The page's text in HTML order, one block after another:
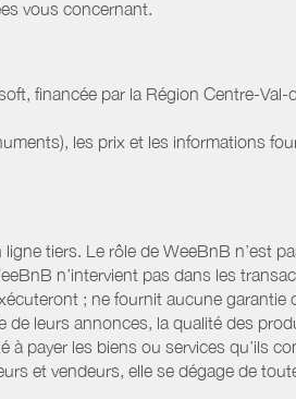
vous concernant.
financée par la Région Centre-Val-
les prix et les informations
tiers. Le rôle de WeeBnB n’est
n’intervient pas dans les
; ne fournit aucune garantie
leurs annonces, la qualité des
payer les biens ou services qu’ils
et vendeurs, elle se dégage de